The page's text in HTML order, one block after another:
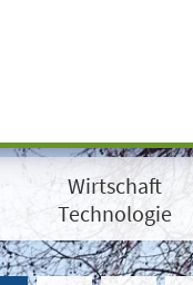
Wirtschaft
Technologie